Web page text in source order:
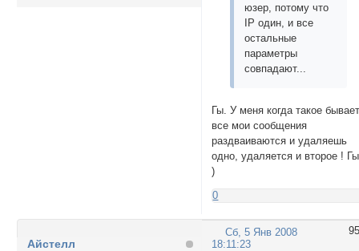
юзер, потому что
IP один, и все
остальные
параметры
совпадают...
Гы. У меня когда такое
все мои сообщения
раздваиваются и удаляешь
одно, удаляется и второе ! Гы
)
0
95
Сб, 5 Янв 2008
18:11:23
Айстелл